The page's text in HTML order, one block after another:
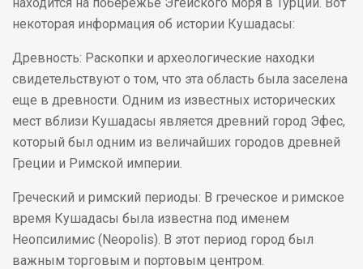
некоторая информация об истории Кушадасы:
Древность: Раскопки и археологические находки
свидетельствуют о том, что эта область была заселена
еще в древности. Одним из известных исторических
мест вблизи Кушадасы является древний город Эфес,
который был одним из величайших городов древней
Греции и Римской империи.
Греческий и римский периоды: В греческое и римское
время Кушадасы была известна под именем
Неопсилимис (Neopolis). В этот период город был
важным торговым и портовым центром.